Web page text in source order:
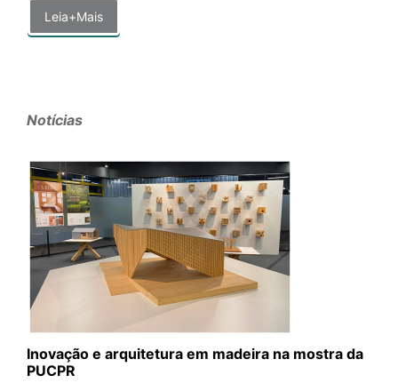
Leia+Mais
Notícias
Inovação e arquitetura em madeira na mostra da
PUCPR